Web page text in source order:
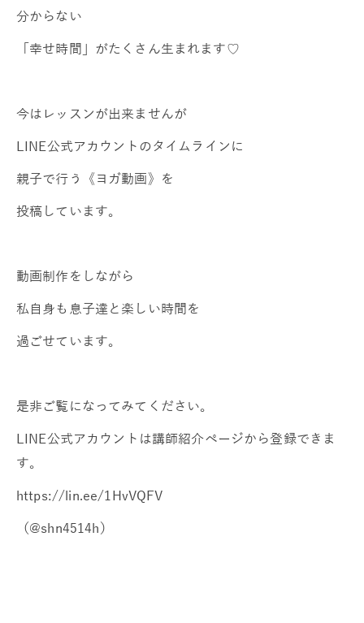
分からない
「幸せ時間」がたくさん生まれます♡
今はレッスンが出来ませんが
LINE公式アカウントのタイムラインに
親子で行う《ヨガ動画》を
投稿しています。
動画制作をしながら
私自身も息子達と楽しい時間を
過ごせています。
是非ご覧になってみてください。
LINE公式アカウントは講師紹介ページから登録できま
す。
https://lin.ee/1HvVQFV
（@shn4514h）